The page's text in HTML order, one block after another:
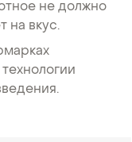
не должно
на вкус.